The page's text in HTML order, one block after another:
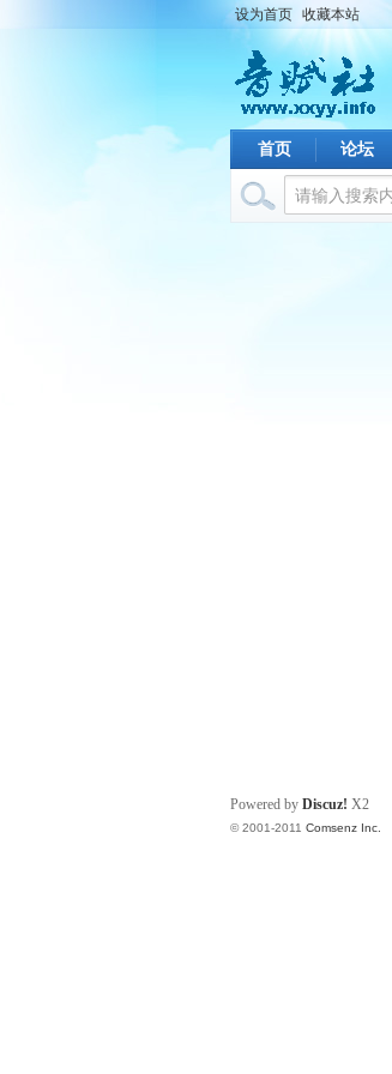
设为首页 收藏本站
首页 论坛
Powered by Discuz! X2
© 2001-2011 Comsenz Inc.